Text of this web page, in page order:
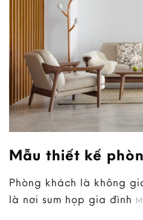
Mẫu thiết kế
Phòng khách là không
là nơi sum họp gia đình